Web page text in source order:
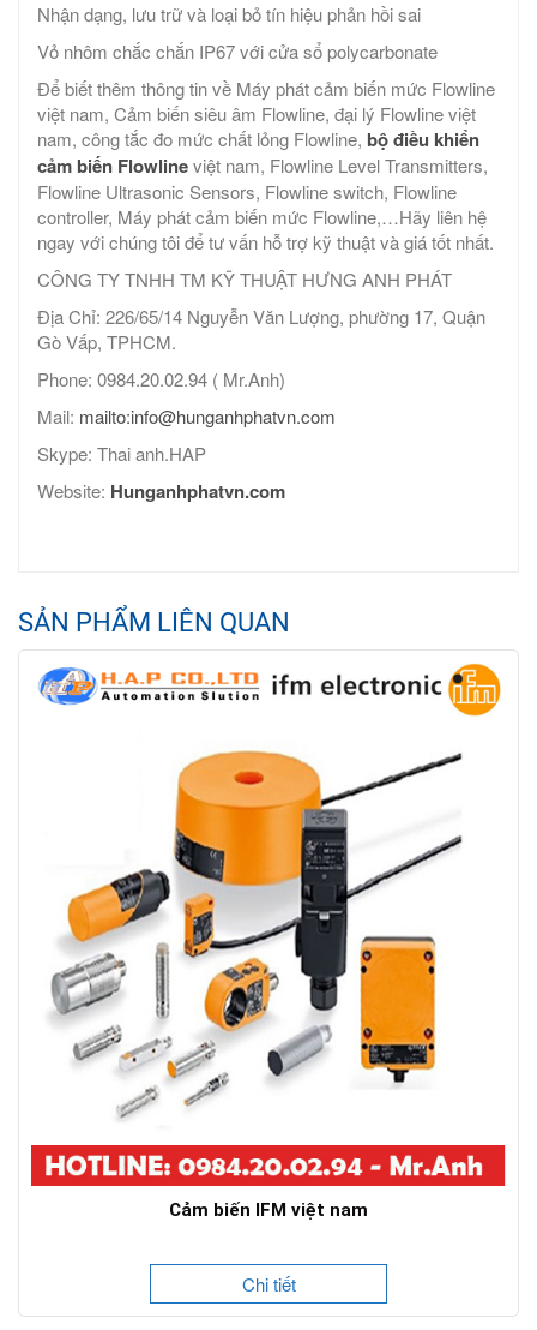
Nhận dạng, lưu trữ và loại bỏ tín hiệu phản hồi sai
Vỏ nhôm chắc chắn IP67 với cửa sổ polycarbonate
Để biết thêm thông tin về Máy phát cảm biến mức Flowline
việt nam, Cảm biến siêu âm Flowline, đại lý Flowline việt
nam, công tắc đo mức chất lỏng Flowline, bộ điều khiển
cảm biến Flowlineviệt nam, Flowline Level Transmitters,
Flowline Ultrasonic Sensors, Flowline switch, Flowline
controller, Máy phát cảm biến mức Flowline,…Hãy liên hệ
ngay với chúng tôi để tư vấn hỗ trợ kỹ thuật và giá tốt nhất.
CÔNG TY TNHH TM KỸ THUẬT HƯNG ANH PHÁT
Địa Chỉ: 226/65/14 Nguyễn Văn Lượng, phường 17, Quận
Gò Vấp, TPHCM.
Phone: 0984.20.02.94 ( Mr.Anh)
Mail: mailto:info@hunganhphatvn.com
Skype: Thai anh.HAP
Website: Hunganhphatvn.com
SẢN PHẨM LIÊN QUAN
Cảm biến IFM việt nam
Chi tiết